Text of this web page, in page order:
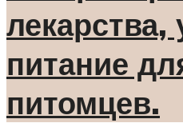
лекарства,
питание
питомцев.